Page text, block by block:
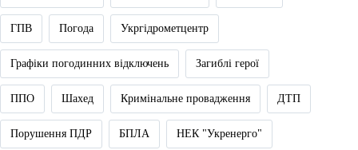
ГПВ Погода Укргідрометцентр
Графіки погодинних відключень Загиблі герої
ППО Шахед Кримінальне провадження ДТП
Порушення ПДР БПЛА НЕК "Укренерго"